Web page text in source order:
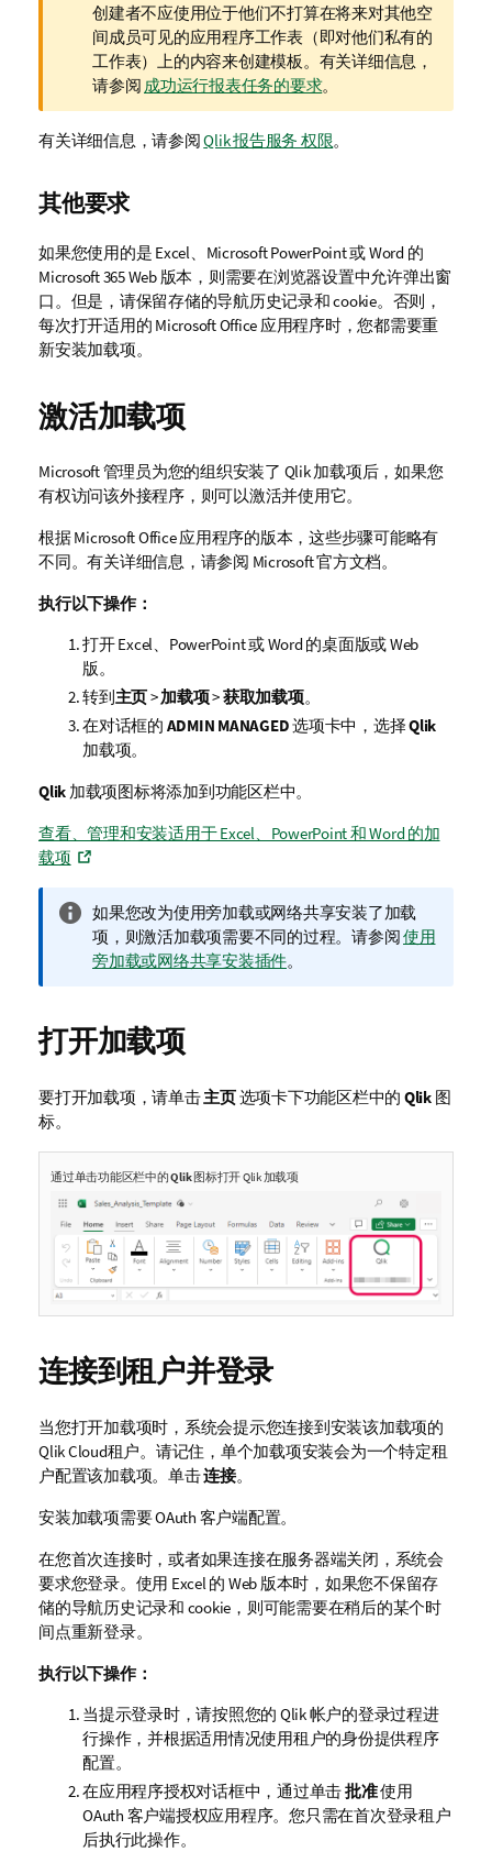
创建者不应使用位于他们不打算在将来对其他空
间成员可见的应用程序工作表（即对他们私有的
工作表）上的内容来创建模板。有关详细信息，
请参阅 成功运行报表任务的要求。
有关详细信息，请参阅Qlik 报告服务 权限。
其他要求
如果您使用的是 Excel、 Microsoft PowerPoint或Word 的
Microsoft 365Web 版本，则需要在浏览器设置中允许弹出窗
口。但是，请保留存储的导航历史记录和 cookie。否则，
每次打开适用的 Microsoft Office 应用程序时，您都需要重
新安装加载项。
激活加载项
Microsoft 管理员为您的组织安装了 Qlik加载项后，如果您
有权访问该外接程序，则可以激活并使用它。
根据Microsoft Office应用程序的版本，这些步骤可能略有
不同。有关详细信息，请参阅 Microsoft 官方文档。
执行以下操作：
打开Excel、 PowerPoint或Word 的桌面版或 Web
版。
转到 主页>加载项>获取加载项。
在对话框的 ADMIN MANAGED选项卡中，选择Qlik
加载项。
Qlik 加载项图标将添加到功能区栏中。
查看、管理和安装适用于 Excel、PowerPoint 和 Word 的加
载项
信
息
注
如果您改为使用旁加载或网络共享安装了加载
项，则激活加载项需要不同的过程。请参阅使用
旁加载或网络共享安装插件。
打开加载项
要打开加载项，请单击主页选项卡下功能区栏中的 Qlik图
标。
通过单击功能区栏中的Qlik图标打开Qlik加载项
连接到租户并登录
当您打开加载项时，系统会提示您连接到安装该加载项的
Qlik Cloud租户。请记住，单个加载项安装会为一个特定租
户配置该加载项。单击连接。
安装加载项需要 OAuth 客户端配置。
在您首次连接时，或者如果连接在服务器端关闭，系统会
要求您登录。使用 Excel 的 Web 版本时，如果您不保留存
储的导航历史记录和 cookie，则可能需要在稍后的某个时
间点重新登录。
执行以下操作：
当提示登录时，请按照您的 Qlik帐户的登录过程进
行操作，并根据适用情况使用租户的身份提供程序
配置。
在应用程序授权对话框中，通过单击批准使用
OAuth 客户端授权应用程序。您只需在首次登录租户
后执行此操作。